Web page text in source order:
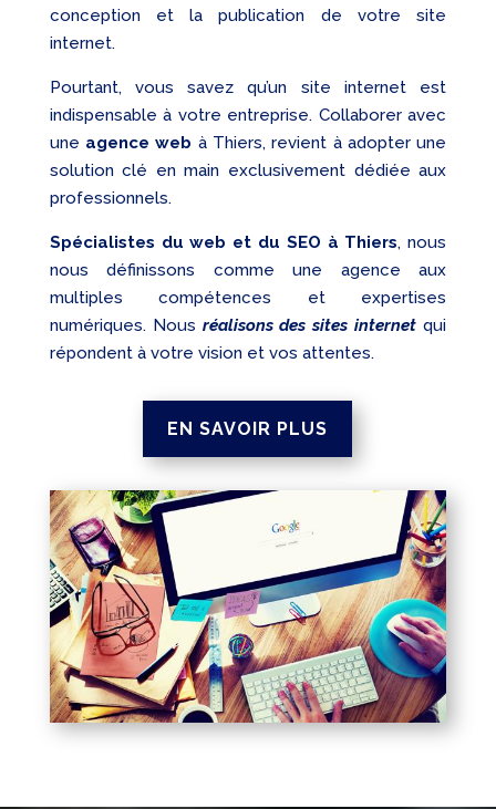
conception et la publication de votre site
internet.
Pourtant, vous savez qu’un site internet est
indispensable à votre entreprise. Collaborer avec
une agence web à Thiers, revient à adopter une
solution clé en main exclusivement dédiée aux
professionnels.
Spécialistes du web et du SEO à Thiers, nous
nous définissons comme une agence aux
multiples compétences et expertises
numériques. Nous réalisons des sites internet qui
répondent à votre vision et vos attentes.
EN SAVOIR PLUS